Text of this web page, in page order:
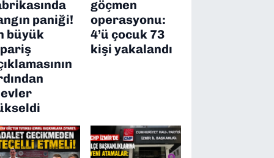
paniği!
büyük
göçmen
operasyonu:
4’ü çocuk 73
kişi yakalandı